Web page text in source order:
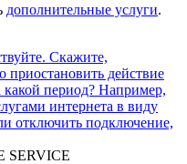
дополнительные услуги.
Скажите,
действие
период? Например,
интернета в виду
отключить подключение,
SERVICE